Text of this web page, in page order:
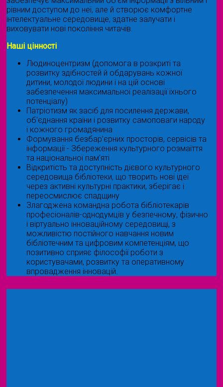
рівним доступом до неї, але й створює комфортне
інтелектуальне середовище, здатне залучати і
виховувати нові покоління читачів.
Наші цінності
Людиноцентризм (допомога в розкриті та
розвитку здібностей й обдарувань кожної
дитини, молодої людини і на цій основі
забезпечення максимальної реалізації їхнього
потенціалу)
Патріотизм як засіб для посилення держави,
об'єднання країни і розвитку самоповаги народу
і кожного громадянина
Формування безбар’єрних просторів, сервісів та
інформації - Збереження культурного розмаїття
та національної пам’яті
Відкритість та доступність дієвого культурного
середовища бібліотеки, що творить нові ідеї
через активні культурні практики, зберігає і
переосмислює спадщину
Злагоджена командна робота бібліотекарів
професіоналів-однодумців у безпечному, фізично
і віртуально інноваційному середовищі, з
можливістю постійного навчання новим
бібліотечним та цифровим компетенціям, що
позитивно сприяє філософії роботи з
користувачами, розвитку та оперативному
впровадження інновацій.